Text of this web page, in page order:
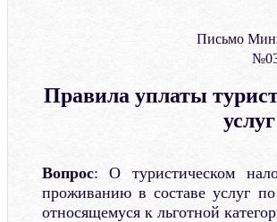
Письмо
Правила уплаты
Вопрос: О туристическом
проживанию в составе услуг
относящемуся к льготной